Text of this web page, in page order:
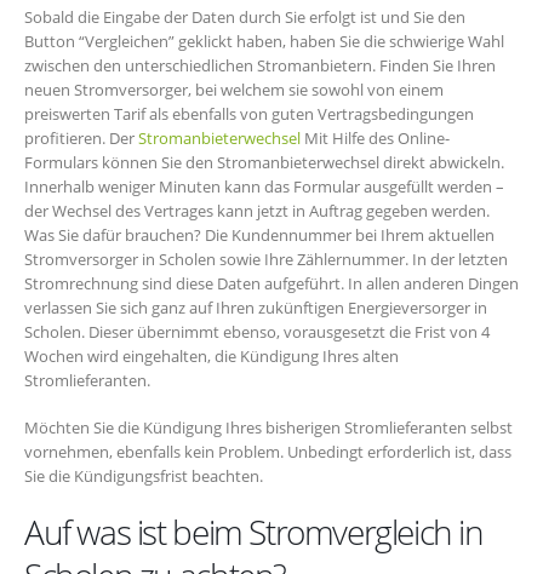
Sobald die Eingabe der Daten durch Sie erfolgt ist und Sie den
Button “Vergleichen” geklickt haben, haben Sie die schwierige Wahl
zwischen den unterschiedlichen Stromanbietern. Finden Sie Ihren
neuen Stromversorger, bei welchem sie sowohl von einem
preiswerten Tarif als ebenfalls von guten Vertragsbedingungen
profitieren. DerStromanbieterwechsel Mit Hilfe des Online-
Formulars können Sie den Stromanbieterwechsel direkt abwickeln.
Innerhalb weniger Minuten kann das Formular ausgefüllt werden –
der Wechsel des Vertrages kann jetzt in Auftrag gegeben werden.
Was Sie dafür brauchen? Die Kundennummer bei Ihrem aktuellen
Stromversorger in Scholen sowie Ihre Zählernummer. In der letzten
Stromrechnung sind diese Daten aufgeführt. In allen anderen Dingen
verlassen Sie sich ganz auf Ihren zukünftigen Energieversorger in
Scholen. Dieser übernimmt ebenso, vorausgesetzt die Frist von 4
Wochen wird eingehalten, die Kündigung Ihres alten
Stromlieferanten.
Möchten Sie die Kündigung Ihres bisherigen Stromlieferanten selbst
vornehmen, ebenfalls kein Problem. Unbedingt erforderlich ist, dass
Sie die Kündigungsfrist beachten.
Auf was ist beim Stromvergleich in